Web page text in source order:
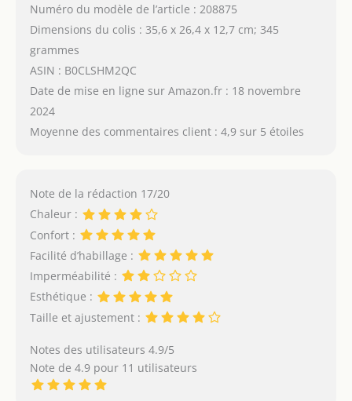
Numéro du modèle de l’article : 208875
Dimensions du colis : 35,6 x 26,4 x 12,7 cm; 345
grammes
ASIN : B0CLSHM2QC
Date de mise en ligne sur Amazon.fr : 18 novembre
2024
Moyenne des commentaires client : 4,9 sur 5 étoiles
Note de la rédaction 17/20
Chaleur :
Confort :
Facilité d’habillage :
Imperméabilité :
Esthétique :
Taille et ajustement :
Notes des utilisateurs 4.9/5
Note de 4.9 pour 11 utilisateurs